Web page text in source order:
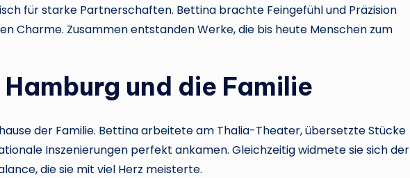
für starke Partnerschaften. Bettina brachte Feingefühl und Präzision
Charme. Zusammen entstanden Werke, die bis heute Menschen zum
und die Familie
der Familie. Bettina arbeitete am Thalia-Theater, übersetzte Stücke
Inszenierungen perfekt ankamen. Gleichzeitig widmete sie sich der
die sie mit viel Herz meisterte.